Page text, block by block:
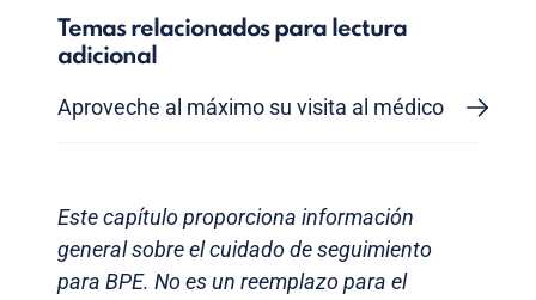
Temas relacionados para lectura
adicional
Aproveche al máximo su visita al médico
Este capítulo proporciona información
general sobre el cuidado de seguimiento
para BPE. No es un reemplazo para el